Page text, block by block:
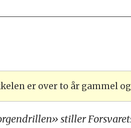
er over to år gammel
stiller